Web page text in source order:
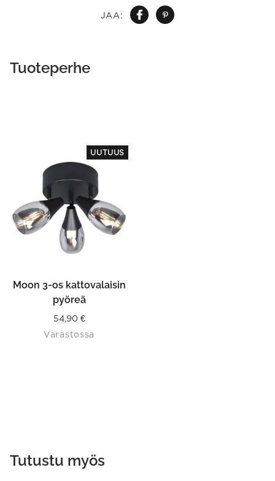
JAA:
Tuoteperhe
UUTUUS
Moon 3-os kattovalaisin
pyöreä
54,90 €
Varastossa
Tutustu myös